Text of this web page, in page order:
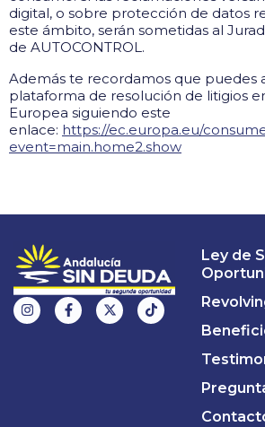
digital, o sobre protección de datos
este ámbito, serán sometidas al
de AUTOCONTROL.
Además te recordamos que puedes
plataforma de resolución de litigios
Europea siguiendo este
enlace: https://ec.europa.eu/
event=main.home2.show
Ley de